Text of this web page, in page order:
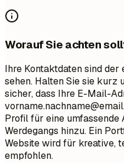
Worauf Sie achten
Ihre Kontaktdaten sind
sehen. Halten Sie sie kurz
sicher, dass Ihre E-Mail-
Profil für eine
Werdegangs hinzu. Ein
Website wird für kreative,
empfohlen.